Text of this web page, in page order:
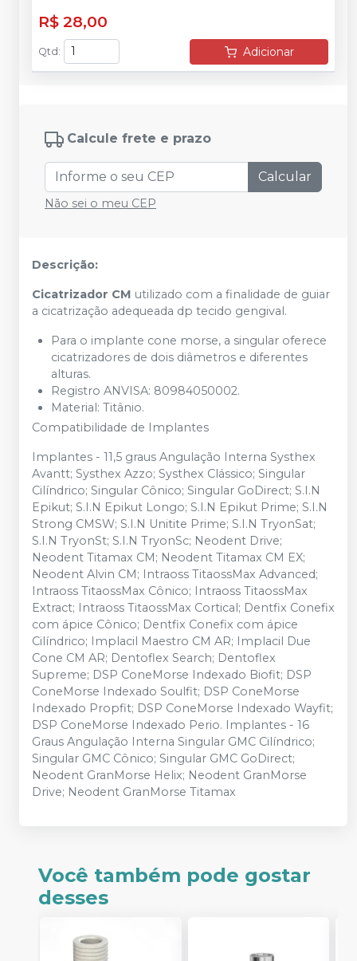
R$ 28,00
Qtd : Adicionar
Calcule frete e prazo
Calcular
Não sei o meu CEP
Descrição:
Cicatrizador CM utilizado com a finalidade de guiar
a cicatrização adequeada dp tecido gengival.
Para o implante cone morse, a singular oferece
cicatrizadores de dois diâmetros e diferentes
alturas.
Registro ANVISA: 80984050002.
Material: Titânio.
Compatibilidade de Implantes
Implantes - 11,5 graus Angulação Interna Systhex
Avantt; Systhex Azzo; Systhex Clássico; Singular
Cilíndrico; Singular Cônico; Singular GoDirect; S.I.N
Epikut; S.I.N Epikut Longo; S.I.N Epikut Prime; S.I.N
Strong CMSW; S.I.N Unitite Prime; S.I.N TryonSat;
S.I.N TryonSt; S.I.N TryonSc; Neodent Drive;
Neodent Titamax CM; Neodent Titamax CM EX;
Neodent Alvin CM; Intraoss TitaossMax Advanced;
Intraoss TitaossMax Cônico; Intraoss TitaossMax
Extract; Intraoss TitaossMax Cortical; Dentfix Conefix
com ápice Cônico; Dentfix Conefix com ápice
Cilíndrico; Implacil Maestro CM AR; Implacil Due
Cone CM AR; Dentoflex Search; Dentoflex
Supreme; DSP ConeMorse Indexado Biofit; DSP
ConeMorse Indexado Soulfit; DSP ConeMorse
Indexado Propfit; DSP ConeMorse Indexado Wayfit;
DSP ConeMorse Indexado Perio. Implantes - 16
Graus Angulação Interna Singular GMC Cilíndrico;
Singular GMC Cônico; Singular GMC GoDirect;
Neodent GranMorse Helix; Neodent GranMorse
Drive; Neodent GranMorse Titamax
Você também pode gostar
desses